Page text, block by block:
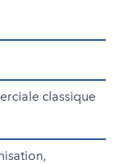
classique